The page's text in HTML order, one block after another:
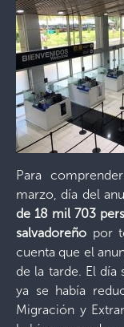
Para
marzo, día del
de 18 mil 703
salvadoreño por
cuenta que el
de la tarde. El día
ya se había
Migración y